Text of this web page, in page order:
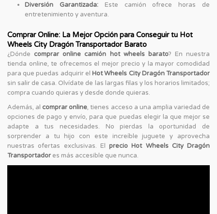
Diversión Garantizada:Este camión ofrece horas de
entretenimiento y aventura.
Comprar Online: La Mejor Opción para Conseguir tu Hot
Wheels City Dragón Transportador Barato
¿Dónde comprar online camión hot wheels barato? En nuestra
tienda online, te ofrecemos el mejor precio y la mayor comodidad
para que puedas adquirir elHot Wheels City Dragón Transportador
sin salir de casa. Olvídate de las largas filas y los horarios limitados;
compra cuando quieras y desde donde quieras.
Además, al comprar online, tienes acceso a una amplia variedad de
opciones de pago y envío, para que puedas elegir la que mejor se
adapte a tus necesidades. No pierdas la oportunidad de
sorprender a tu hijo con este increíble juguete y aprovecha
nuestras ofertas exclusivas. El precio Hot Wheels City Dragón
Transportador es más accesible que nunca.